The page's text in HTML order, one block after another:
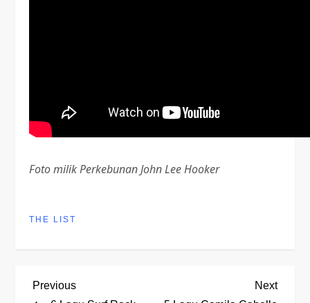
Foto milik Perkebunan John Lee Hooker
THE LIST
P
Previous
Previous
Next
Next